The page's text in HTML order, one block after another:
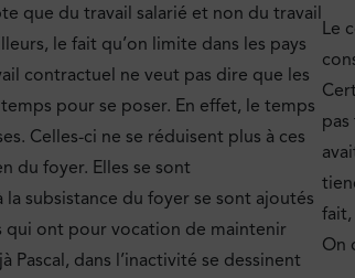
que du travail salarié et non du travail
le fait qu’on limite dans les pays
contractuel ne veut pas dire que les
pour se poser. En effet, le temps
Celles-ci ne se réduisent plus à ces
du foyer. Elles se sont
subsistance du foyer se sont ajoutés
qui ont pour vocation de maintenir
dans l’inactivité se dessinent
Le
fait,
On